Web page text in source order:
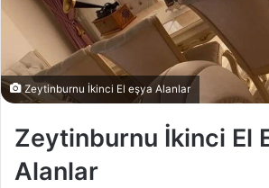
g
d
e
m
Zeytinburnu İkinci El eşya Alanlar
Zeytinburnu İkinci El
Alanlar